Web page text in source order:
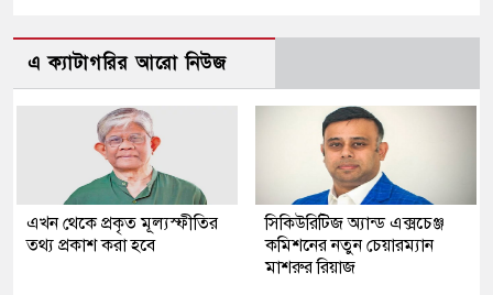
এ ক্যাটাগরির আরো নিউজ
এখন থেকে প্রকৃত মূল্যস্ফীতির
তথ্য প্রকাশ করা হবে
সিকিউরিটিজ অ্যান্ড এক্সচেঞ্জ
কমিশনের নতুন চেয়ারম্যান
মাশরুর রিয়াজ